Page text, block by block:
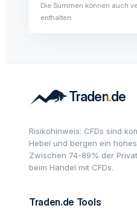
Die Summen können auch
enthalten.
Risikohinweis: CFDs sind
Hebel und bergen ein
Zwischen 74-89% der
beim Handel mit CFDs.
Traden.de Tools